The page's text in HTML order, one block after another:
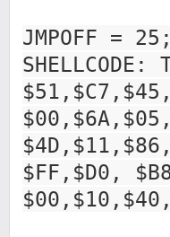
JMPOFF =
$FF,$D0,